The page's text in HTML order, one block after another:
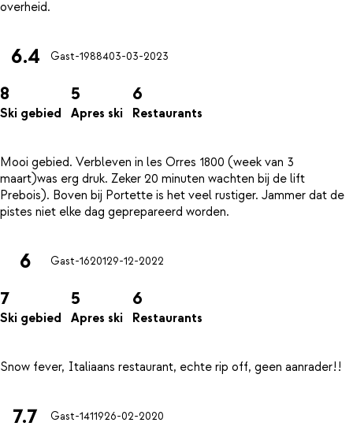
6.4 Gast-1988403-03-2023
8
Ski gebied
5
Apres ski
6
Restaurants
Mooi gebied. Verbleven in les Orres 1800 (week van 3
maart)was erg druk. Zeker 20 minuten wachten bij de lift
Prebois). Boven bij Portette is het veel rustiger. Jammer dat de
6 Gast-1620129-12-2022
7
Ski gebied
5
Apres ski
6
Restaurants
7.7 Gast-1411926-02-2020